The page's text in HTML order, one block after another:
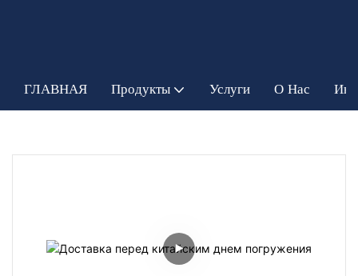
ГЛАВНАЯ Продукты Услуги О Нас